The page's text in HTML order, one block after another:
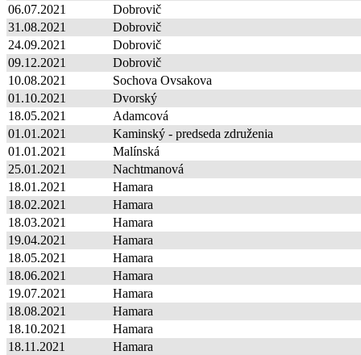
06.07.2021
Dobrovič
31.08.2021
Dobrovič
24.09.2021
Dobrovič
09.12.2021
Dobrovič
10.08.2021
Sochova Ovsakova
01.10.2021
Dvorský
18.05.2021
Adamcová
01.01.2021
Kaminský - predseda združenia
01.01.2021
Malínská
25.01.2021
Nachtmanová
18.01.2021
Hamara
18.02.2021
Hamara
18.03.2021
Hamara
19.04.2021
Hamara
18.05.2021
Hamara
18.06.2021
Hamara
19.07.2021
Hamara
18.08.2021
Hamara
18.10.2021
Hamara
18.11.2021
Hamara